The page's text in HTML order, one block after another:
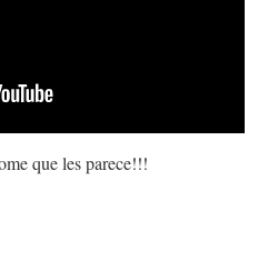
que les parece!!!